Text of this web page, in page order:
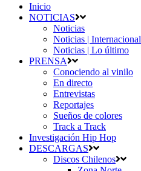
Inicio
NOTICIAS
Noticias
Noticias | Internacional
Noticias | Lo último
PRENSA
Conociendo al vinilo
En directo
Entrevistas
Reportajes
Sueños de colores
Track a Track
Investigación Hip Hop
DESCARGAS
Discos Chilenos